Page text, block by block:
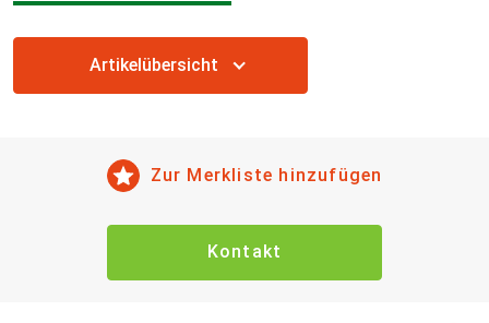
Artikelübersicht
Zur Merkliste hinzufügen
Kontakt